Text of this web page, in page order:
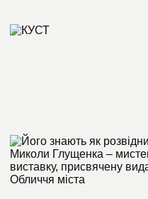
Обличчя міста